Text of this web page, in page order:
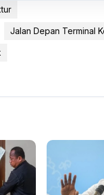
Jalan Depan Terminal